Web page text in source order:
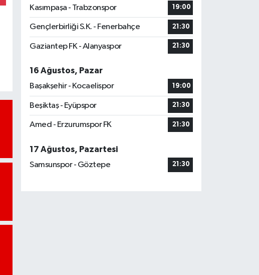
Kasımpaşa - Trabzonspor 19:00
Gençlerbirliği S.K. - Fenerbahçe 21:30
Gaziantep FK - Alanyaspor 21:30
16 Ağustos, Pazar
Başakşehir - Kocaelispor
19:00
Beşiktaş - Eyüpspor 21:30
Amed - Erzurumspor FK 21:30
17 Ağustos, Pazartesi
Samsunspor - Göztepe
21:30